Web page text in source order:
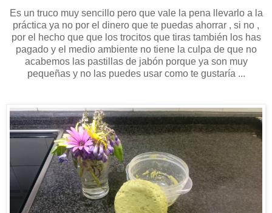
Es un truco muy sencillo pero que vale la pena llevarlo a la
práctica ya no por el dinero que te puedas ahorrar , si no ,
por el hecho que que los trocitos que tiras también los has
pagado y el medio ambiente no tiene la culpa de que no
acabemos las pastillas de jabón porque ya son muy
pequeñas y no las puedes usar como te gustaría ...